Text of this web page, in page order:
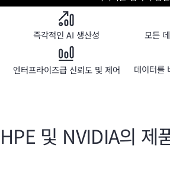
즉각적인 AI 생산성 모든
엔터프라이즈급 신뢰도 및 제어
데이터를
HPE 및 NVIDIA의 제